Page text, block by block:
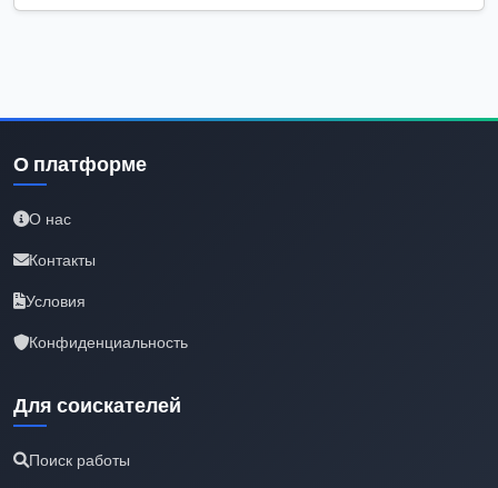
О платформе
О нас
Контакты
Условия
Конфиденциальность
Для соискателей
Поиск работы